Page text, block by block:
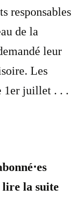
responsables
de la
leur
Les
1er juillet . . .
lire la suite